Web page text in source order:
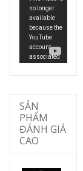
SẢN
PHẨM
ĐÁNH GIÁ
CAO